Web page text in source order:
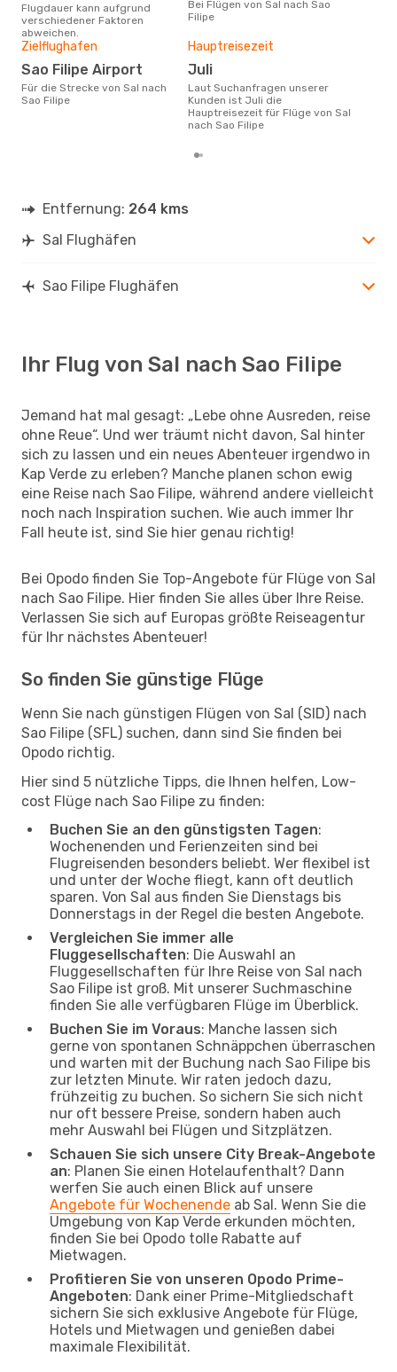
Flugdauer kann aufgrund
verschiedener Faktoren
abweichen.
Bei Flügen von Sal nach Sao
Filipe
Zielflughafen
Sao Filipe Airport
Für die Strecke von Sal nach
Sao Filipe
Hauptreisezeit
Juli
Laut Suchanfragen unserer
Kunden ist Juli die
Hauptreisezeit für Flüge von Sal
nach Sao Filipe
Entfernung: 264 kms
Sal Flughäfen
Sao Filipe Flughäfen
Ihr Flug von Sal nach Sao Filipe
Jemand hat mal gesagt: „Lebe ohne Ausreden, reise
ohne Reue“. Und wer träumt nicht davon, Sal hinter
sich zu lassen und ein neues Abenteuer irgendwo in
Kap Verde zu erleben? Manche planen schon ewig
eine Reise nach Sao Filipe, während andere vielleicht
noch nach Inspiration suchen. Wie auch immer Ihr
Fall heute ist, sind Sie hier genau richtig!
Bei Opodo finden Sie Top-Angebote für Flüge von Sal
nach Sao Filipe. Hier finden Sie alles über Ihre Reise.
Verlassen Sie sich auf Europas größte Reiseagentur
für Ihr nächstes Abenteuer!
So finden Sie günstige Flüge
Wenn Sie nach günstigen Flügen von Sal (SID) nach
Sao Filipe (SFL) suchen, dann sind Sie finden bei
Opodo richtig.
Hier sind 5 nützliche Tipps, die Ihnen helfen, Low-
cost Flüge nach Sao Filipe zu finden:
Buchen Sie an den günstigsten Tagen:
Wochenenden und Ferienzeiten sind bei
Flugreisenden besonders beliebt. Wer flexibel ist
und unter der Woche fliegt, kann oft deutlich
sparen. Von Sal aus finden Sie Dienstags bis
Donnerstags in der Regel die besten Angebote.
Vergleichen Sie immer alle
Fluggesellschaften: Die Auswahl an
Fluggesellschaften für Ihre Reise von Sal nach
Sao Filipe ist groß. Mit unserer Suchmaschine
finden Sie alle verfügbaren Flüge im Überblick.
Buchen Sie im Voraus: Manche lassen sich
gerne von spontanen Schnäppchen überraschen
und warten mit der Buchung nach Sao Filipe bis
zur letzten Minute. Wir raten jedoch dazu,
frühzeitig zu buchen. So sichern Sie sich nicht
nur oft bessere Preise, sondern haben auch
mehr Auswahl bei Flügen und Sitzplätzen.
Schauen Sie sich unsere City Break-Angebote
an: Planen Sie einen Hotelaufenthalt? Dann
werfen Sie auch einen Blick auf unsere
Angebote für Wochenende ab Sal. Wenn Sie die
Umgebung von Kap Verde erkunden möchten,
finden Sie bei Opodo tolle Rabatte auf
Mietwagen.
Profitieren Sie von unseren Opodo Prime-
Angeboten: Dank einer Prime-Mitgliedschaft
sichern Sie sich exklusive Angebote für Flüge,
Hotels und Mietwagen und genießen dabei
maximale Flexibilität.